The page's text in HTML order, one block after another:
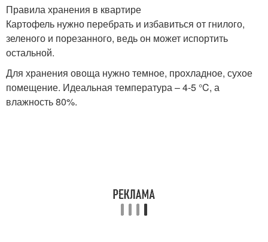
Правила хранения в квартире
Картофель нужно перебрать и избавиться от гнилого,
зеленого и порезанного, ведь он может испортить
остальной.
Для хранения овоща нужно темное, прохладное, сухое
помещение. Идеальная температура – 4-5 °C, а
влажность 80%.